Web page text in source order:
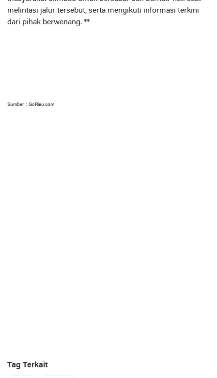
melintasi jalur tersebut, serta mengikuti informasi terkini
dari pihak berwenang. **
Sumber : GoRiau.com
Tag Terkait